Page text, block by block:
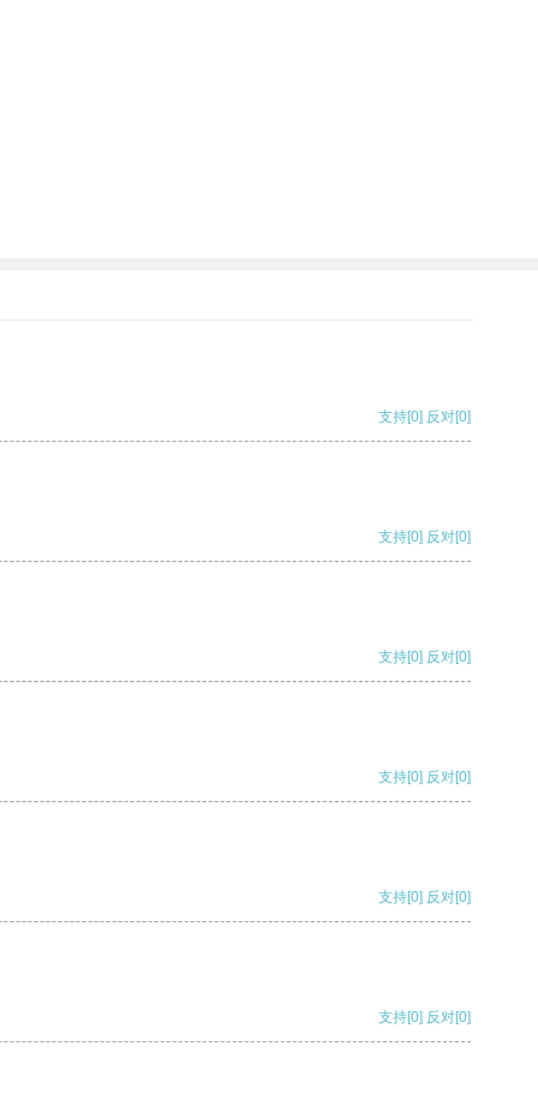
支持[0] 反对[0]
支持[0] 反对[0]
支持[0] 反对[0]
支持[0] 反对[0]
支持[0] 反对[0]
支持[0] 反对[0]